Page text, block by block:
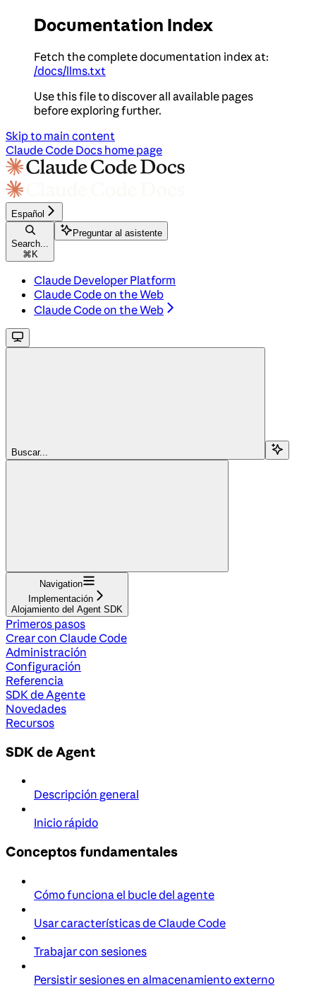
Documentation Index
Fetch the complete documentation index at:
/docs/llms.txt
Use this file to discover all available pages
before exploring further.
Skip to main content
Claude Code Docs home page
Español
Search...
⌘ K
Preguntar al asistente
Claude Developer Platform
Claude Code on the Web
Claude Code on the Web
Buscar...
Navigation
Implementación
Alojamiento del Agent SDK
Primeros pasos
Crear con Claude Code
Administración
Configuración
Referencia
SDK de Agente
Novedades
Recursos
SDK de Agent
Descripción general
Inicio rápido
Conceptos fundamentales
Cómo funciona el bucle del agente
Usar características de Claude Code
Trabajar con sesiones
Persistir sesiones en almacenamiento externo